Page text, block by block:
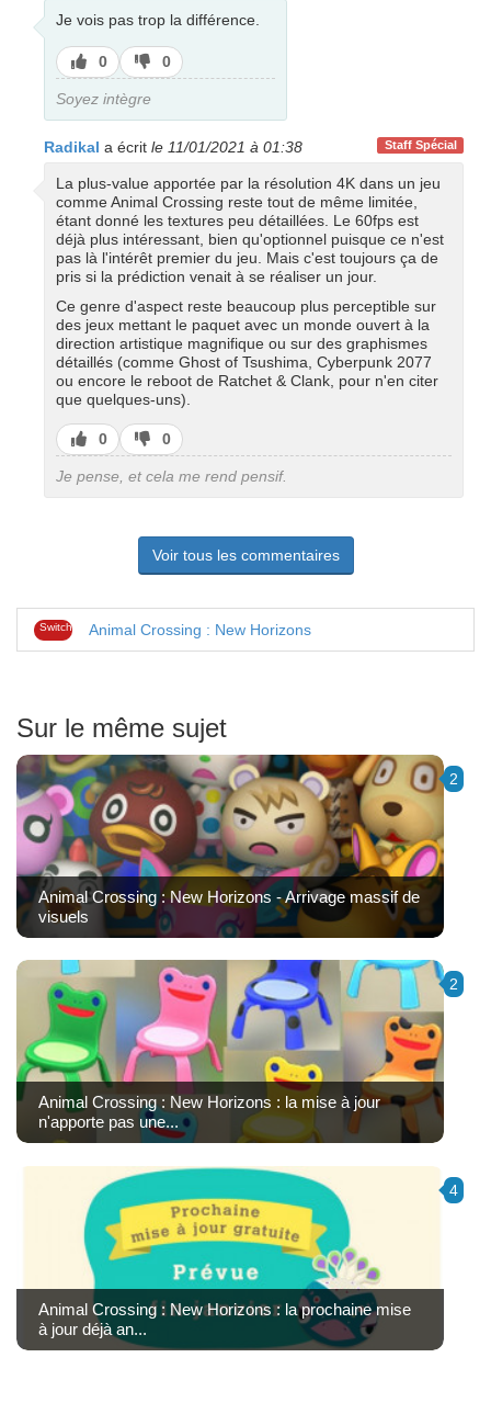
Je vois pas trop la différence.
J’aime
0
J’aime
pas
0
Soyez intègre
Staff Spécial
Radikal a écrit le 11/01/2021 à 01:38
La plus-value apportée par la résolution 4K dans un jeu
comme Animal Crossing reste tout de même limitée,
étant donné les textures peu détaillées. Le 60fps est
déjà plus intéressant, bien qu'optionnel puisque ce n'est
pas là l'intérêt premier du jeu. Mais c'est toujours ça de
pris si la prédiction venait à se réaliser un jour.
Ce genre d'aspect reste beaucoup plus perceptible sur
des jeux mettant le paquet avec un monde ouvert à la
direction artistique magnifique ou sur des graphismes
détaillés (comme Ghost of Tsushima, Cyberpunk 2077
ou encore le reboot de Ratchet & Clank, pour n'en citer
que quelques-uns).
J’aime
0
J’aime
pas
0
Je pense, et cela me rend pensif.
Voir tous les commentaires
Switch Animal Crossing : New Horizons
Sur le même sujet
2
Animal Crossing : New Horizons - Arrivage massif de
visuels
2
Animal Crossing : New Horizons : la mise à jour
n'apporte pas une...
4
Animal Crossing : New Horizons : la prochaine mise
à jour déjà an...